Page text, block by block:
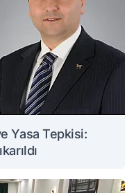
Yasa Tepkisi: